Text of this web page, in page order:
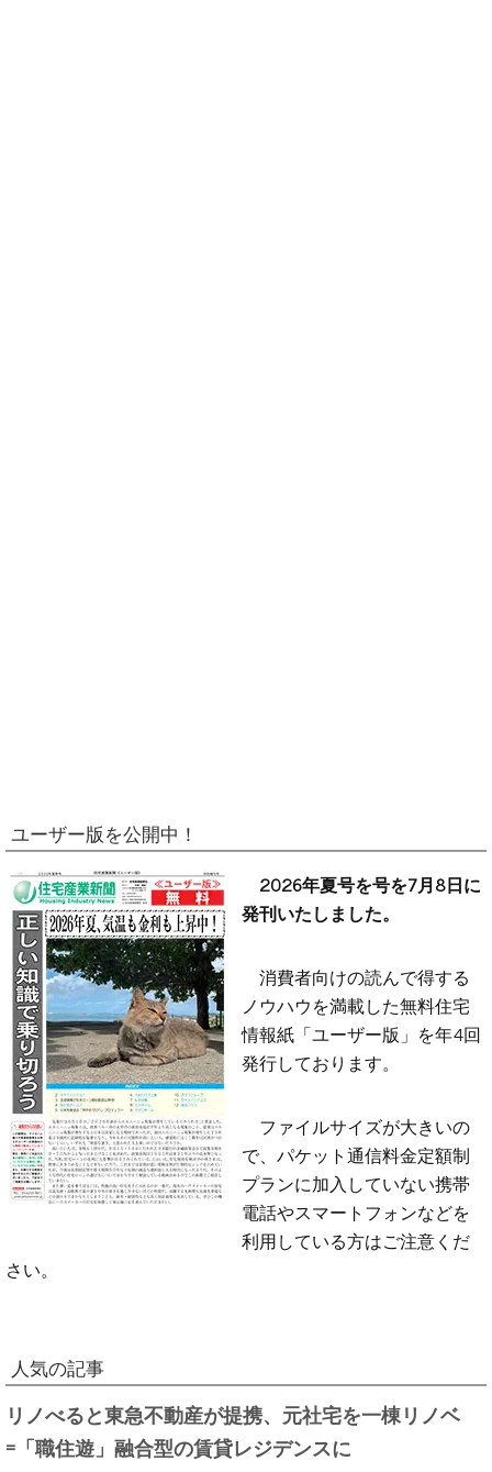
ユーザー版を公開中！
2026年夏号を号を7月8日に
発刊いたしました。
消費者向けの読んで得する
ノウハウを満載した無料住宅
情報紙「ユーザー版」を年4回
発行しております。
ファイルサイズが大きいの
で、パケット通信料金定額制
プランに加入していない携帯
電話やスマートフォンなどを
利用している方はご注意くだ
さい。
人気の記事
リノべると東急不動産が提携、元社宅を一棟リノベ
=「職住遊」融合型の賃貸レジデンスに